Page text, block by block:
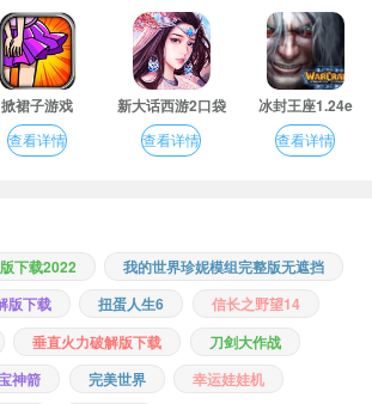
掀裙子游戏
查看详情
新大话西游2口袋
版
查看详情
冰封王座1.24e
查看详情
下载2022
我的世界珍妮模组完整版无遮挡
版下载
扭蛋人生6
信长之野望14
垂直火力破解版下载
刀剑大作战
神箭 完美世界
幸运娃娃机